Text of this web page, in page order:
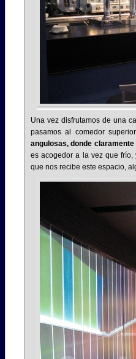
Una vez disfrutamos de una
pasamos al comedor
angulosas, donde
es acogedor a la vez que frío,
que nos recibe este espacio,